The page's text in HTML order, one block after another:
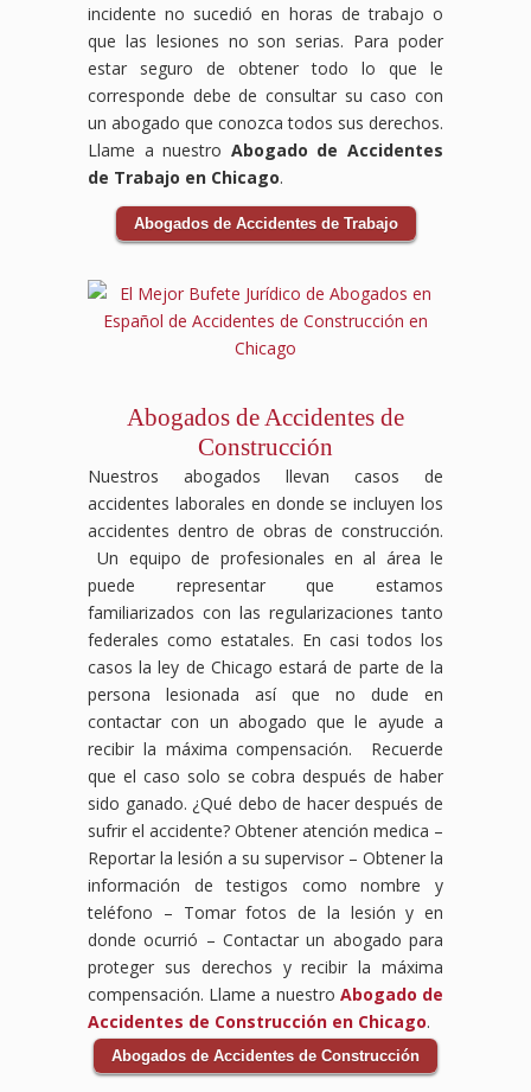
incidente no sucedió en horas de trabajo o
que las lesiones no son serias. Para poder
estar seguro de obtener todo lo que le
corresponde debe de consultar su caso con
un abogado que conozca todos sus derechos.
Llame a nuestro Abogado de Accidentes
de Trabajo en Chicago.
Abogados de Accidentes de Trabajo
Abogados de Accidentes de
Construcción
Nuestros abogados llevan casos de
accidentes laborales en donde se incluyen los
accidentes dentro de obras de construcción.
Un equipo de profesionales en al área le
puede representar que estamos
familiarizados con las regularizaciones tanto
federales como estatales. En casi todos los
casos la ley de Chicago estará de parte de la
persona lesionada así que no dude en
contactar con un abogado que le ayude a
recibir la máxima compensación. Recuerde
que el caso solo se cobra después de haber
sido ganado. ¿Qué debo de hacer después de
sufrir el accidente? Obtener atención medica –
Reportar la lesión a su supervisor – Obtener la
información de testigos como nombre y
teléfono – Tomar fotos de la lesión y en
donde ocurrió – Contactar un abogado para
proteger sus derechos y recibir la máxima
compensación. Llame a nuestro Abogado de
Accidentes de Construcción en Chicago.
Abogados de Accidentes de Construcción